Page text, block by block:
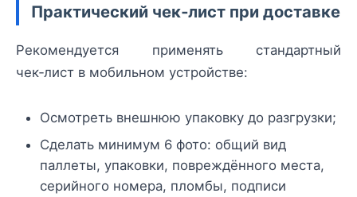
Практический чек‑лист при доставке
Рекомендуется применять стандартный
чек‑лист в мобильном устройстве:
Осмотреть внешнюю упаковку до разгрузки;
Сделать минимум 6 фото: общий вид
паллеты, упаковки, повреждённого места,
серийного номера, пломбы, подписи